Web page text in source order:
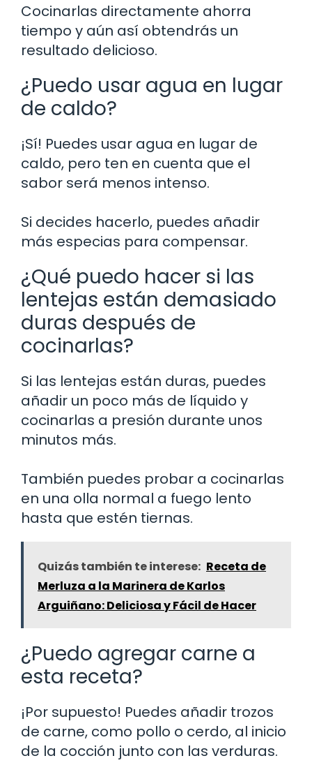
Cocinarlas directamente ahorra
tiempo y aún así obtendrás un
resultado delicioso.
¿Puedo usar agua en lugar
de caldo?
¡Sí! Puedes usar agua en lugar de
caldo, pero ten en cuenta que el
sabor será menos intenso.
Si decides hacerlo, puedes añadir
más especias para compensar.
¿Qué puedo hacer si las
lentejas están demasiado
duras después de
cocinarlas?
Si las lentejas están duras, puedes
añadir un poco más de líquido y
cocinarlas a presión durante unos
minutos más.
También puedes probar a cocinarlas
en una olla normal a fuego lento
hasta que estén tiernas.
Quizás también te interese: Receta de
Merluza a la Marinera de Karlos
Arguiñano: Deliciosa y Fácil de Hacer
¿Puedo agregar carne a
esta receta?
¡Por supuesto! Puedes añadir trozos
de carne, como pollo o cerdo, al inicio
de la cocción junto con las verduras.